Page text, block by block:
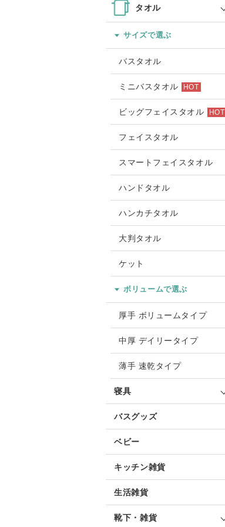
タオル
サイズで選ぶ
バスタオル
ミニバスタオル HOT
ビッグフェイスタオル HOT
フェイスタオル
スマートフェイスタオル
ハンドタオル
ハンカチタオル
大判タオル
ケット
ボリュームで選ぶ
厚手 ボリュームタイプ
中厚 デイリータイプ
薄手 速乾タイプ
寝具
バスグッズ
ベビー
キッチン雑貨
生活雑貨
靴下・雑貨